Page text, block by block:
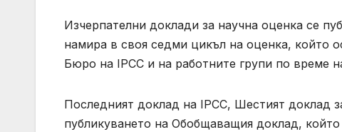
Изчерпателни доклади за научна оценка се
намира в своя седми цикъл на оценка, който
Бюро на IPCC и на работните групи по време
Последният доклад на IPCC, Шестият доклад
публикуването на Обобщаващия доклад,